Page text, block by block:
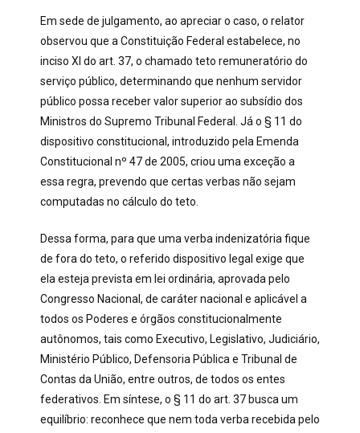
Em sede de julgamento, ao apreciar o caso, o relator
observou que a Constituição Federal estabelece, no
inciso XI do art. 37, o chamado teto remuneratório do
serviço público, determinando que nenhum servidor
público possa receber valor superior ao subsídio dos
Ministros do Supremo Tribunal Federal. Já o § 11 do
dispositivo constitucional, introduzido pela Emenda
Constitucional nº 47 de 2005, criou uma exceção a
essa regra, prevendo que certas verbas não sejam
computadas no cálculo do teto.
Dessa forma, para que uma verba indenizatória fique
de fora do teto, o referido dispositivo legal exige que
ela esteja prevista em lei ordinária, aprovada pelo
Congresso Nacional, de caráter nacional e aplicável a
todos os Poderes e órgãos constitucionalmente
autônomos, tais como Executivo, Legislativo, Judiciário,
Ministério Público, Defensoria Pública e Tribunal de
Contas da União, entre outros, de todos os entes
federativos. Em síntese, o § 11 do art. 37 busca um
equilíbrio: reconhece que nem toda verba recebida pelo